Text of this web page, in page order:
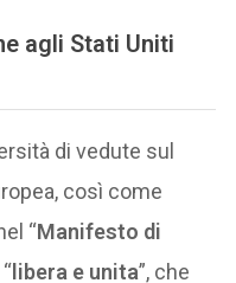
agli Stati Uniti
di vedute sul
così come
“Manifesto di
libera e unita”, che